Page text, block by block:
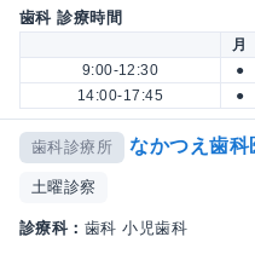
歯科 診療時間
月
9:00-12:30
●
14:00-17:45
●
歯科診療所 なかつえ歯科
土曜診察
診療科： 歯科 小児歯科